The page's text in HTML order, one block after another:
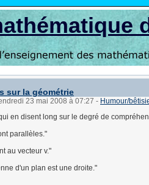
sur la géométrie
23 mai 2008 à 07:27 - Humour/
en disent long sur le degré de
parallèles."
au vecteur v."
d'un plan est une droite."